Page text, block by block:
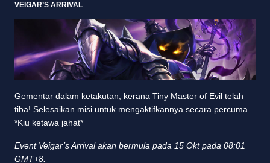
VEIGAR’S ARRIVAL
Gementar dalam ketakutan, kerana Tiny Master of Evil telah
tiba! Selesaikan misi untuk mengaktifkannya secara percuma.
*Kiu ketawa jahat*
Event Veigar’s Arrival akan bermula pada 15 Okt pada 08:01
GMT+8.